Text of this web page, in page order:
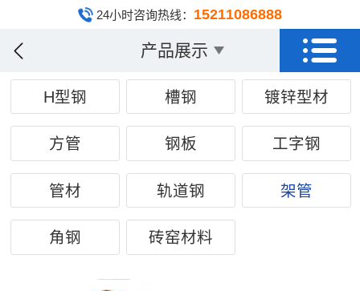
24小时咨询热线： 15211086888
产品展示
H型钢 槽钢 镀锌型材
方管 钢板 工字钢
管材 轨道钢 架管
角钢 砖窑材料